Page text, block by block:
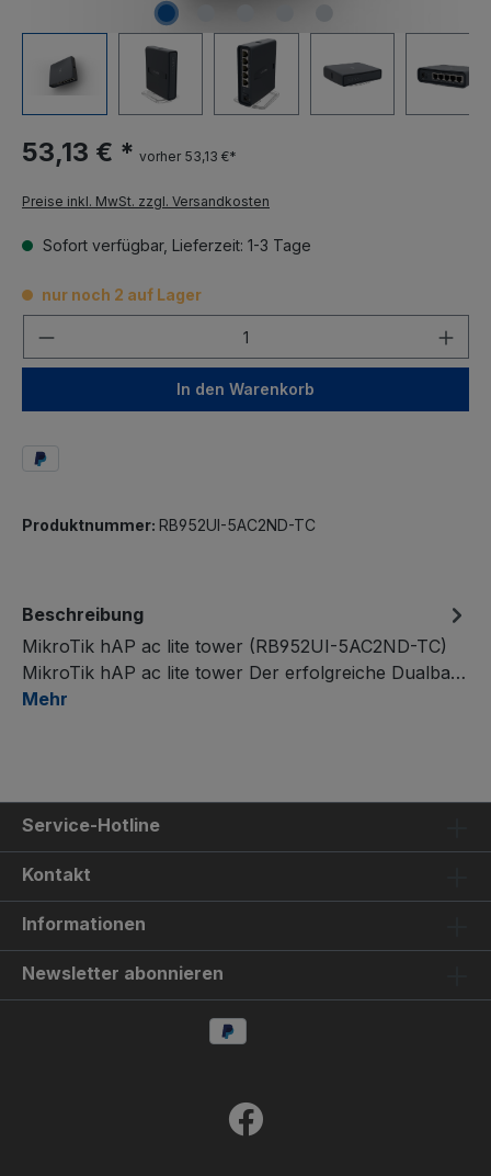
53,13 € * vorher 53,13 €*
Preise inkl. MwSt. zzgl. Versandkosten
Sofort verfügbar, Lieferzeit: 1-3 Tage
nur noch 2 auf Lager
In den Warenkorb
Produktnummer: RB952UI-5AC2ND-TC
Beschreibung
MikroTik hAP ac lite tower (RB952UI-5AC2ND-TC)
MikroTik hAP ac lite tower Der erfolgreiche Dualba…
Mehr
Service-Hotline
Kontakt
Informationen
Newsletter abonnieren